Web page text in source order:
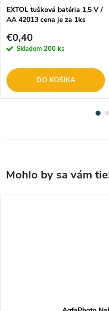
EXTOL tušková batéria 1,5 V /
AA 42013 cena je za 1ks
€0,40
Skladom 200 ks
DO KOŠÍKA